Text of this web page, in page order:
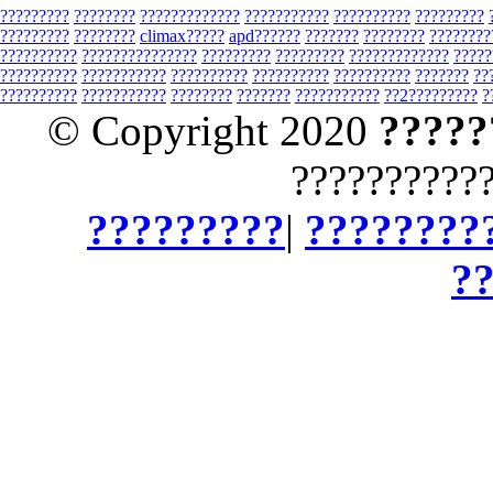
????????? ???????? ????????????? ??????????? ?????????? ?????????
????????? ???????? climax????? apd?????? ??????? ????????
?????????? ??????????????? ????????? ????????? ?????????????
?????????? ??????????? ?????????? ?????????? ?????????? ???????
?????????? ??????????? ???????? ??????? ??????????? ??2?????????
© Copyright 2020
?????????|